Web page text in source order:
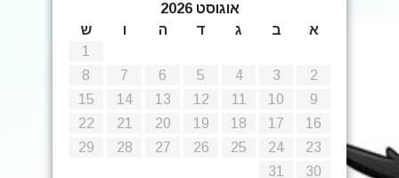
אוגוסט 2026
א
ב ג ד ה ו
ש
1
2
3
4
5
6
7
8
9
10
11
12
13
14
15
16
17
18
19
20
21
22
23
24
25
26
27
28
29
30
31